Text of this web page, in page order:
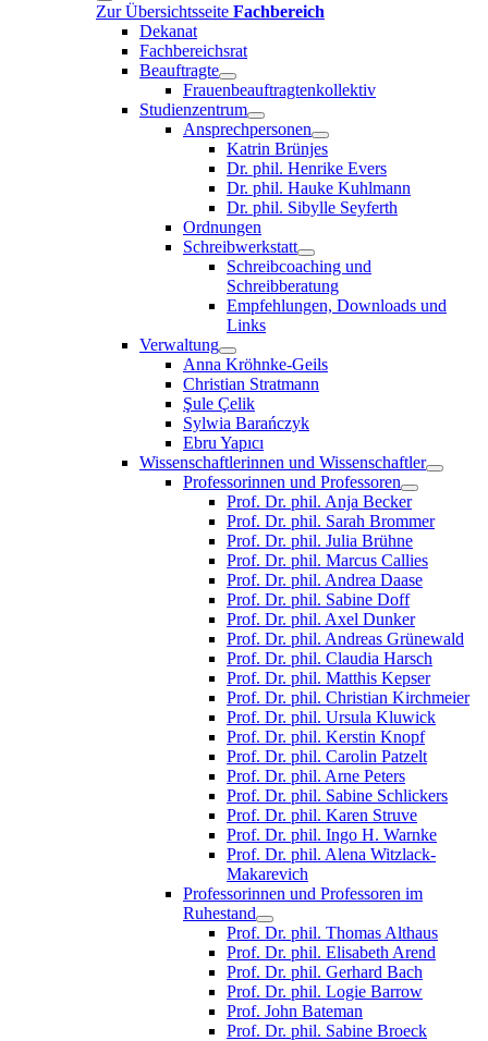
Zur Übersichtsseite Fachbereich
Dekanat
Fachbereichsrat
Beauftragte
Frauenbeauftragtenkollektiv
Studienzentrum
Ansprechpersonen
Katrin Brünjes
Dr. phil. Henrike Evers
Dr. phil. Hauke Kuhlmann
Dr. phil. Sibylle Seyferth
Ordnungen
Schreibwerkstatt
Schreibcoaching und
Schreibberatung
Empfehlungen, Downloads und
Links
Verwaltung
Anna Kröhnke-Geils
Christian Stratmann
Şule Çelik
Sylwia Barańczyk
Ebru Yapıcı
Wissenschaftlerinnen und Wissenschaftler
Professorinnen und Professoren
Prof. Dr. phil. Anja Becker
Prof. Dr. phil. Sarah Brommer
Prof. Dr. phil. Julia Brühne
Prof. Dr. phil. Marcus Callies
Prof. Dr. phil. Andrea Daase
Prof. Dr. phil. Sabine Doff
Prof. Dr. phil. Axel Dunker
Prof. Dr. phil. Andreas Grünewald
Prof. Dr. phil. Claudia Harsch
Prof. Dr. phil. Matthis Kepser
Prof. Dr. phil. Christian Kirchmeier
Prof. Dr. phil. Ursula Kluwick
Prof. Dr. phil. Kerstin Knopf
Prof. Dr. phil. Carolin Patzelt
Prof. Dr. phil. Arne Peters
Prof. Dr. phil. Sabine Schlickers
Prof. Dr. phil. Karen Struve
Prof. Dr. phil. Ingo H. Warnke
Prof. Dr. phil. Alena Witzlack-
Makarevich
Professorinnen und Professoren im
Ruhestand
Prof. Dr. phil. Thomas Althaus
Prof. Dr. phil. Elisabeth Arend
Prof. Dr. phil. Gerhard Bach
Prof. Dr. phil. Logie Barrow
Prof. John Bateman
Prof. Dr. phil. Sabine Broeck